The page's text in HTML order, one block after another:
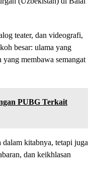
teater, dan videografi,
besar: ulama yang
membawa semangat
PUBG Terkait
kitabnya, tetapi juga
dan keikhlasan